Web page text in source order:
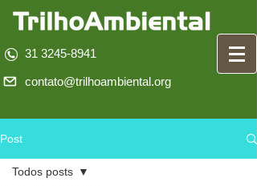
31 3245-8941
contato@trilhoambiental.org
Post
Todos posts